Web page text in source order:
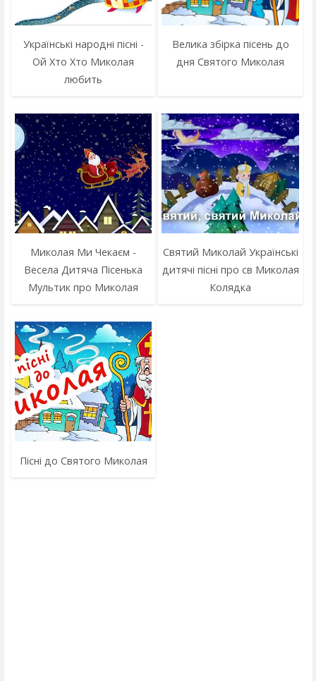
Українські народні пісні -
Ой Хто Хто Миколая
любить
Велика збірка пісень до
дня Святого Миколая
Миколая Ми Чекаєм -
Весела Дитяча Пісенька
Мультик про Миколая
Святий Миколай Українські
дитячі пісні про св Миколая
Колядка
Пісні до Святого Миколая